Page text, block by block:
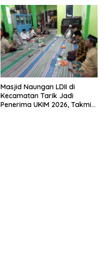
Masjid Naungan LDII di
Kecamatan Tarik Jadi
Penerima UKIM 2026, Takmir